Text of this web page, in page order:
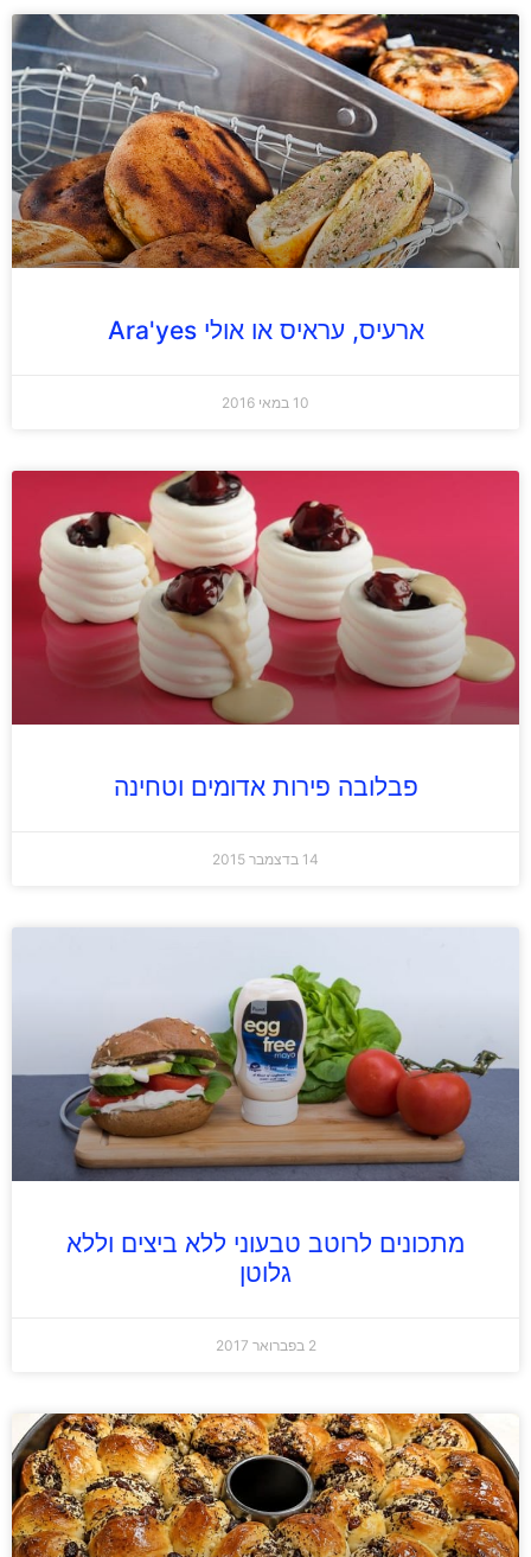
ארעיס, עראיס או אולי Ara'yes
10 במאי 2016
פבלובה פירות אדומים וטחינה
14 בדצמבר 2015
מתכונים לרוטב טבעוני ללא ביצים וללא
גלוטן
2 בפברואר 2017